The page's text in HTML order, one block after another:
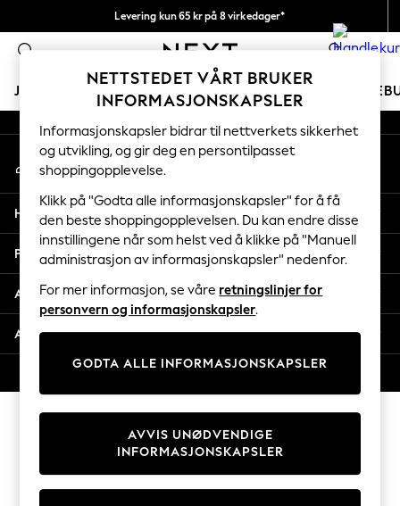
Levering kun 65 kr på 8 virkedager*
Vi betaler alle tollavgifter 0
JENTER GUTTER BABY KVINNER MENN
GIRLS
New In
50 - 92cm
98 - 110cm
116 - 134cm
140 - 174cm
Trending: Top & Short Sets
Trending: Clogs
Toy Story
THE SET
Coats & Jackets
Sweatshirts & Hoodies
Knitwear
Cardigans
Dresses
Sets & Outfits
An error occurred on client
Våre sosiale nettverk
Min konto
Logg inn på kontoen din
Hjelp
Personvern & Juridisk
Avdelinger
Andre tjenester
NETTSTEDET VÅRT BRUKER
INFORMASJONSKAPSLER
Informasjonskapsler bidrar til nettverkets sikkerhet
og utvikling, og gir deg en persontilpasset
shoppingopplevelse.
Klikk på "Godta alle informasjonskapsler" for å få
den beste shoppingopplevelsen. Du kan endre disse
innstillingene når som helst ved å klikke på "Manuell
administrasjon av informasjonskapsler" nedenfor.
For mer informasjon, se våre retningslinjer for
personvern og informasjonskapsler.
GODTA ALLE INFORMASJONSKAPSLER
AVVIS UNØDVENDIGE
INFORMASJONSKAPSLER